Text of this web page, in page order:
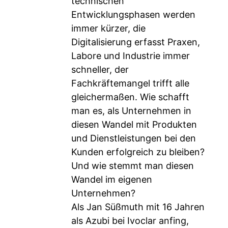
Entwicklungsphasen werden
immer kürzer, die
Digitalisierung erfasst Praxen,
Labore und Industrie immer
schneller, der
Fachkräftemangel trifft alle
gleichermaßen. Wie schafft
man es, als Unternehmen in
diesen Wandel mit Produkten
und Dienstleistungen bei den
Kunden erfolgreich zu bleiben?
Und wie stemmt man diesen
Wandel im eigenen
Unternehmen?
Als Jan Süßmuth mit 16 Jahren
als Azubi bei Ivoclar anfing,